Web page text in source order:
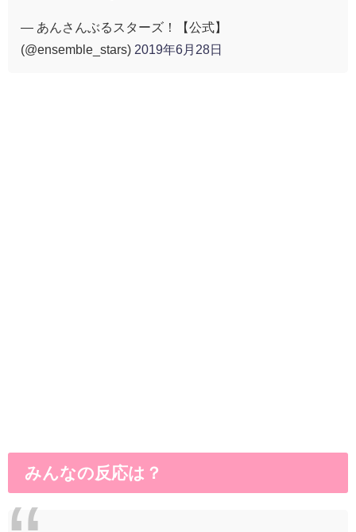
— あんさんぶるスターズ！【公式】
(@ensemble_stars) 2019年6月28日
みんなの反応は？